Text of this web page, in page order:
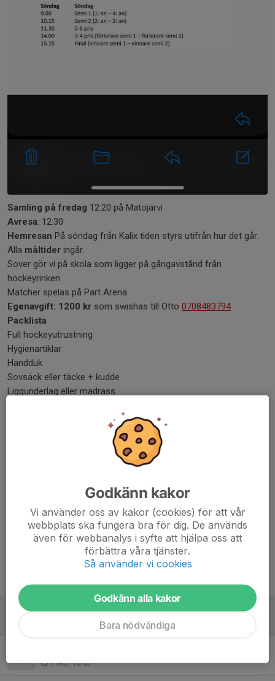
Samling på fredag 12:20 på Matojärvi
Avresa: 12:30
Hemresan På söndag från Kalix tiden styrs utifrån hur det går.
Alla måltider ingår.
Sover gör vi på skola som ligger på gångavstånd från
hockeyrinken
Matcher spelas på Part Arena
Egenavgift: 1200 kr som swishas till Otto 0708483794
Packlista
Full hockeyutrustning
Hygienartiklar
Handduk
Sovsäck eller täcke + kudde
Liggunderlag eller madrass
Ombyte för varje dag ( Tänk på att ta med en varm tröja eller
Extra strumpor och underkläder
mackor och dyl när man behöver lite extra energi
Dela nyhet
VMSAB cup Kalix
7 feb, 10:45
Godkänn kakor
Vi använder oss av kakor (cookies) för att vår
webbplats ska fungera bra för dig. De används
även för webbanalys i syfte att hjälpa oss att
förbättra våra tjänster.
Så använder vi cookies
Godkänn alla kakor
Bara nödvändiga